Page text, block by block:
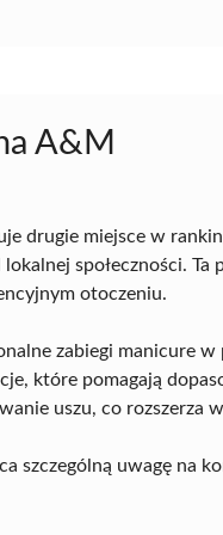
A&M
drugie miejsce w
społeczności.
otoczeniu.
zabiegi manicure
które pomagają
uszu, co
szczególną uwagę na